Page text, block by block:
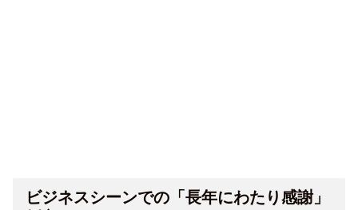
ビジネスシーンでの「長年にわたり感謝」